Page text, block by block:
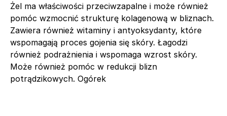
Żel ma właściwości przeciwzapalne i może również
pomóc wzmocnić strukturę kolagenową w bliznach.
Zawiera również witaminy i antyoksydanty, które
wspomagają proces gojenia się skóry. Łagodzi
również podrażnienia i wspomaga wzrost skóry.
Może również pomóc w redukcji blizn
potrądzikowych. Ogórek